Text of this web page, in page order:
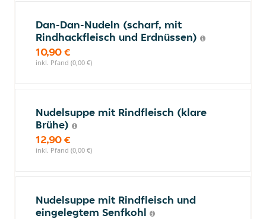
Dan-Dan-Nudeln (scharf, mit
Rindhackfleisch und Erdnüssen)
10,90 €
inkl. Pfand (0,00 €)
Nudelsuppe mit Rindfleisch (klare
Brühe)
12,90 €
inkl. Pfand (0,00 €)
Nudelsuppe mit Rindfleisch und
eingelegtem Senfkohl